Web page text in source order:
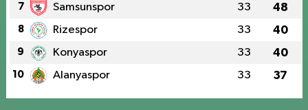
7 Samsunspor 33 48
8 Rizespor 33 40
9 Konyaspor 33 40
10 Alanyaspor 33 37